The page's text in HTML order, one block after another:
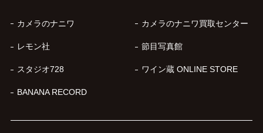
カメラのナニワ カメラのナニワ買取センター
レモン社 節目写真館
スタジオ728 ワイン蔵 ONLINE STORE
BANANA RECORD